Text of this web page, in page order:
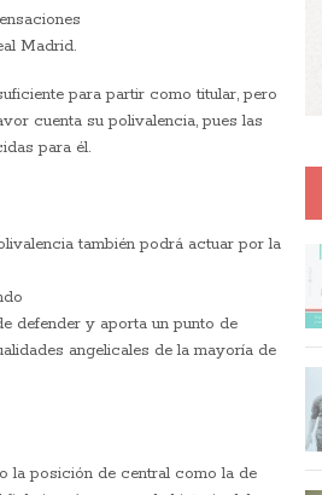
Madrid.
para partir como titular, pero
cuenta su polivalencia, pues las
para él.
también podrá actuar por la
defender y aporta un punto de
angelicales de la mayoría de
la posición de central como la de